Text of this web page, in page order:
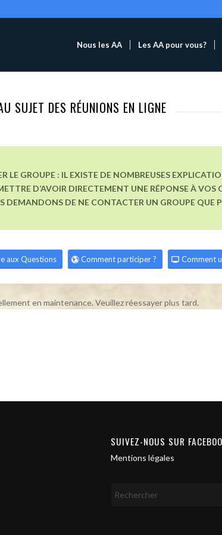
Nous les AA Les AA pour vous?
SUJET DES RÉUNIONS EN LIGNE
LE GROUPE : IL EXISTE DE NOMBREUSES
D’AVOIR DIRECTEMENT UNE RÉPONSE À VOS
DEMANDONS DE NE CONTACTER UN GROUPE QUE
aux Questions Comment participer ? Comment
en maintenance. Veuillez réessayer plus tard.
SUIVEZ-NOUS SUR
Mentions légales